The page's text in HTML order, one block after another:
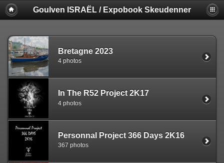
Goulven ISRAËL / Expobook Skeudenner
Bretagne 2023
4 photos
In The R52 Project 2K17
4 photos
Personnal Project 366 Days 2K16
367 photos